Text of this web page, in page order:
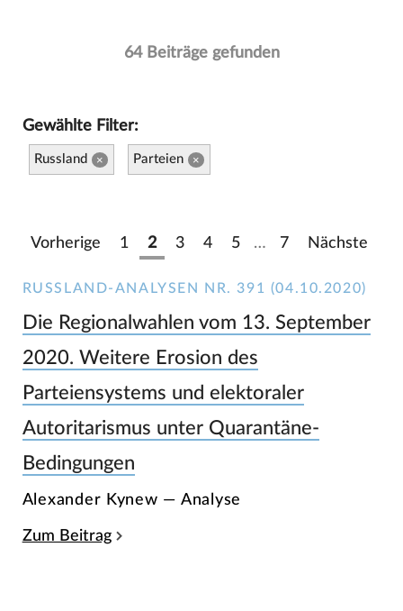
64 Beiträge gefunden
Gewählte Filter:
Russland × Parteien ×
Vorherige 1 2 3 4 5 … 7 Nächste
RUSSLAND-ANALYSEN NR. 391 (04.10.2020)
Die Regionalwahlen vom 13. September
2020. Weitere Erosion des
Parteiensystems und elektoraler
Autoritarismus unter Quarantäne-
Bedingungen
Alexander Kynew — Analyse
Zum Beitrag